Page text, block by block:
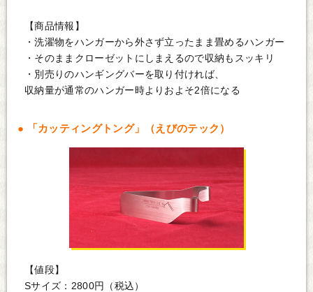
【商品情報】
・洗濯物をハンガーから外さず立ったまま畳めるハンガー
・そのままクローゼットにしまえるので収納もスッキリ
・別売りのハンギングバーを取り付ければ、
収納量が通常のハンガー時よりおよそ2倍になる
「カッティングトング」（えびのテック）
【値段】
Sサイズ：2800円（税込）